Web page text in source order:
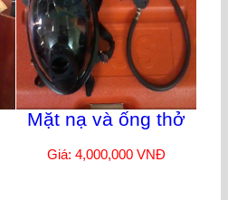
Mặt nạ và ống thở
Giá: 4,000,000 VNĐ